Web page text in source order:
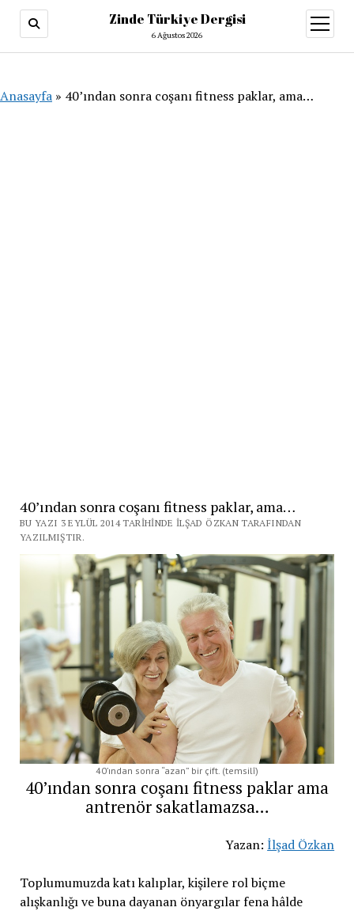
Zinde Türkiye Dergisi
6 Ağustos 2026
aç
Anasayfa » 40’ından sonra coşanı fitness paklar, ama…
40’ından sonra coşanı fitness paklar, ama…
BU YAZI 3 EYLÜL 2014 TARIHINDE İLŞAD ÖZKAN TARAFINDAN
YAZILMIŞTIR.
40’ından sonra “azan” bir çift. (temsilî)
40’ından sonra coşanı fitness paklar ama
antrenör sakatlamazsa…
Yazan:İlşad Özkan
Toplumumuzda katı kalıplar, kişilere rol biçme
alışkanlığı ve buna dayanan önyargılar fena hâlde